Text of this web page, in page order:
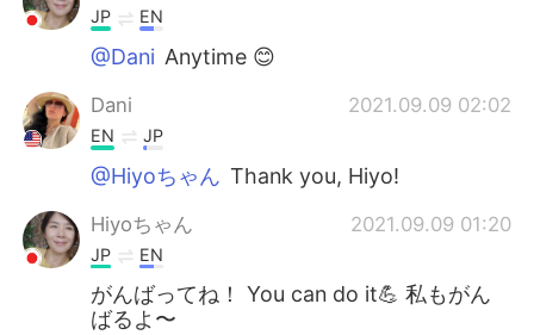
JP EN
@Dani Anytime 😊
Dani 2021.09.09 02:02
EN JP
@Hiyoちゃん Thank you, Hiyo!
Hiyoちゃん 2021.09.09 01:20
JP EN
がんばってね！ You can do it💪 私もがん
ばるよ〜